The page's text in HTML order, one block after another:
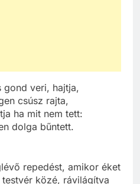
gond veri, hajtja,
csúsz rajta,
ha mit nem tett:
dolga bűntett.
repedést, amikor éket
közé, rávilágítva